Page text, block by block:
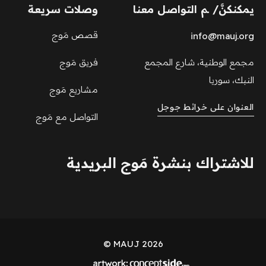
يمكنكنَّ/ ـم التواصل معنا
info@mauj.org
مجمع الوطنية، شارع المجمع
النبك، سوريا
العنوان على خرائط جوجل
وصلات سريعة
قصص مَوج
فريق مَوج
مشاريع مَوج
التواصل مع مَوج
للاشتراك بنشرة مَوج البريدية
MAUJ 2026 ©